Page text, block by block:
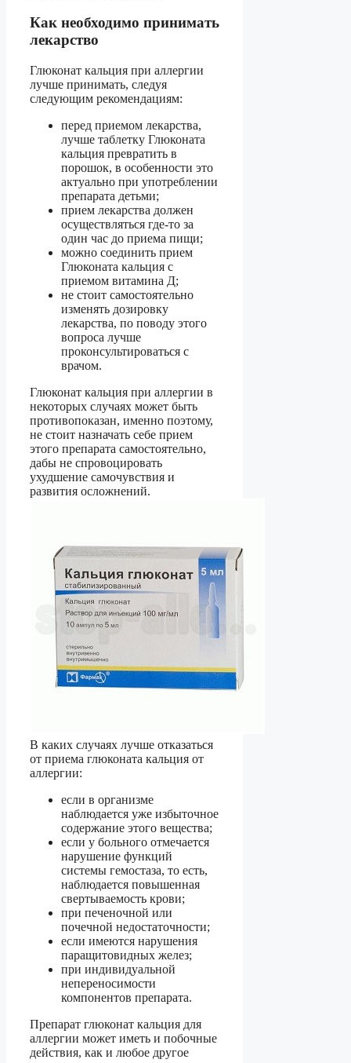
Как необходимо принимать
лекарство
Глюконат кальция при аллергии
лучше принимать, следуя
следующим рекомендациям:
перед приемом лекарства,
лучше таблетку Глюконата
кальция превратить в
порошок, в особенности это
актуально при употреблении
препарата детьми;
прием лекарства должен
осуществляться где-то за
один час до приема пищи;
можно соединить прием
Глюконата кальция с
приемом витамина Д;
не стоит самостоятельно
изменять дозировку
лекарства, по поводу этого
вопроса лучше
проконсультироваться с
врачом.
Глюконат кальция при аллергии в
некоторых случаях может быть
противопоказан, именно поэтому,
не стоит назначать себе прием
этого препарата самостоятельно,
дабы не спровоцировать
ухудшение самочувствия и
развития осложнений.
В каких случаях лучше отказаться
от приема глюконата кальция от
аллергии:
если в организме
наблюдается уже избыточное
содержание этого вещества;
если у больного отмечается
нарушение функций
системы гемостаза, то есть,
наблюдается повышенная
свертываемость крови;
при печеночной или
почечной недостаточности;
если имеются нарушения
паращитовидных желез;
при индивидуальной
непереносимости
компонентов препарата.
Препарат глюконат кальция для
аллергии может иметь и побочные
действия, как и любое другое